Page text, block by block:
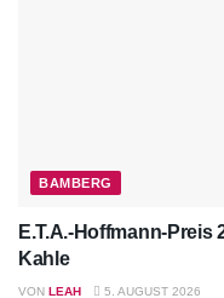
BAMBERG
E.T.A.-Hoffmann-Preis
Kahle
VON LEAH 5. AUGUST 2026